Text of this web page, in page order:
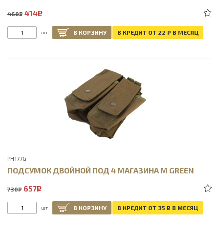
460Р 414Р
шт В КОРЗИНУ В КРЕДИТ ОТ 22 Р В МЕСЯЦ
PH177G
ПОДСУМОК ДВОЙНОЙ ПОД 4 МАГАЗИНА М GREEN
730Р 657Р
шт В КОРЗИНУ В КРЕДИТ ОТ 35 Р В МЕСЯЦ